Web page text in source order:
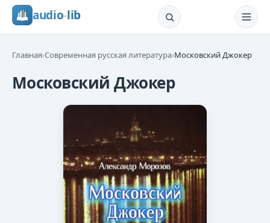
audio-lib
Главная›Современная русская литература›Московский Джокер
Московский Джокер